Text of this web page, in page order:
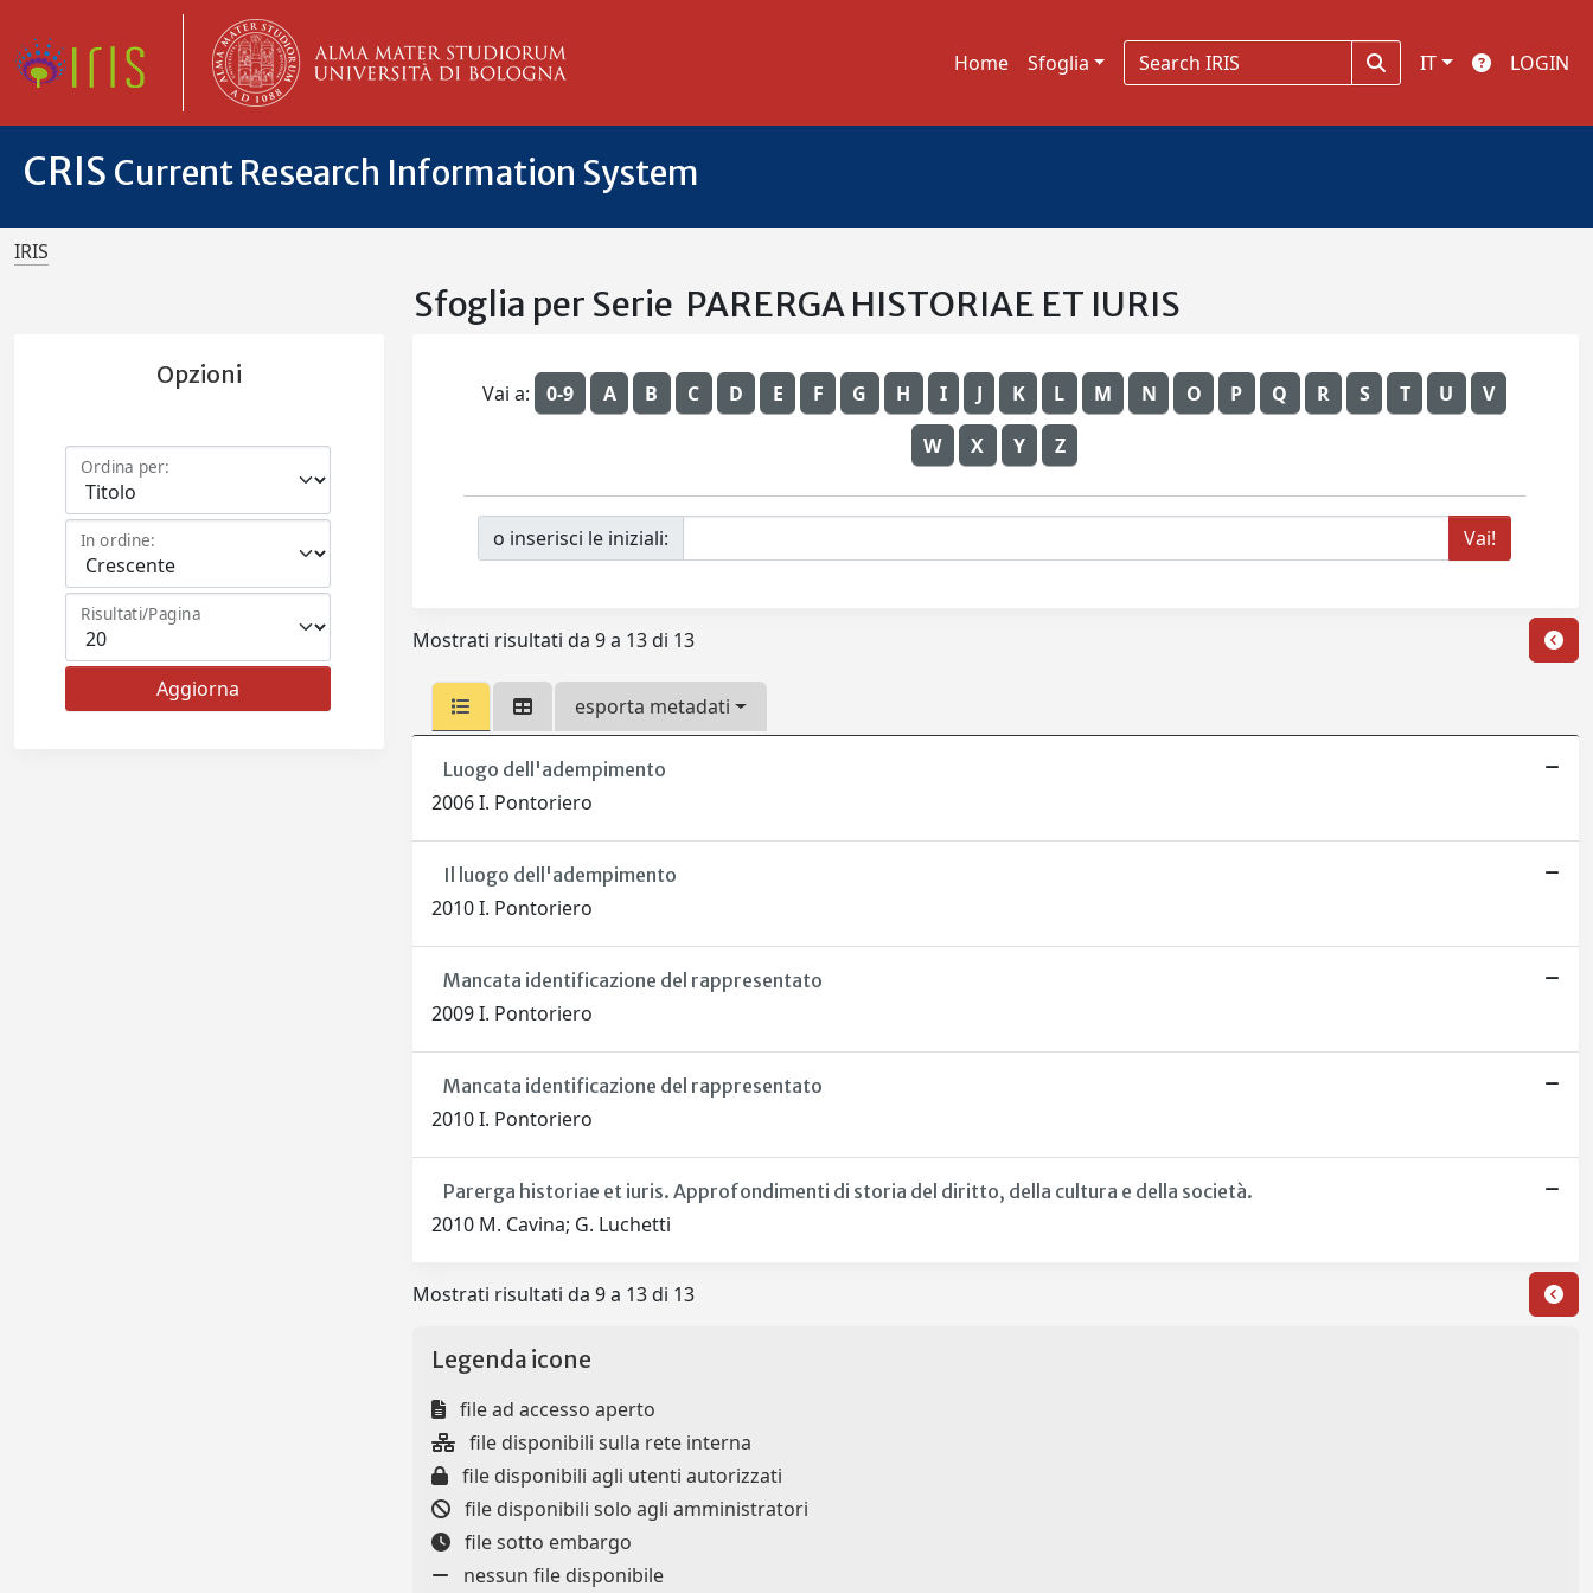
Home Sfoglia IT LOGIN
CRIS Current Research Information System
IRIS
Sfoglia per Serie PARERGA HISTORIAE ET IURIS
Opzioni
Ordina per:
In ordine:
Risultati/Pagina
Vai a: 0-9 A B C D E F G H I J K L M N O P Q R S T U V
W X Y Z
o inserisci le iniziali:
Mostrati risultati da 9 a 13 di 13
esporta metadati
Luogo dell'adempimento
2006 I. Pontoriero
Il luogo dell'adempimento
2010 I. Pontoriero
Mancata identificazione del rappresentato
2009 I. Pontoriero
Mancata identificazione del rappresentato
2010 I. Pontoriero
Parerga historiae et iuris. Approfondimenti di storia del diritto, della cultura e della società.
2010 M. Cavina; G. Luchetti
Mostrati risultati da 9 a 13 di 13
Legenda icone
file ad accesso aperto
file disponibili sulla rete interna
file disponibili agli utenti autorizzati
file disponibili solo agli amministratori
file sotto embargo
nessun file disponibile